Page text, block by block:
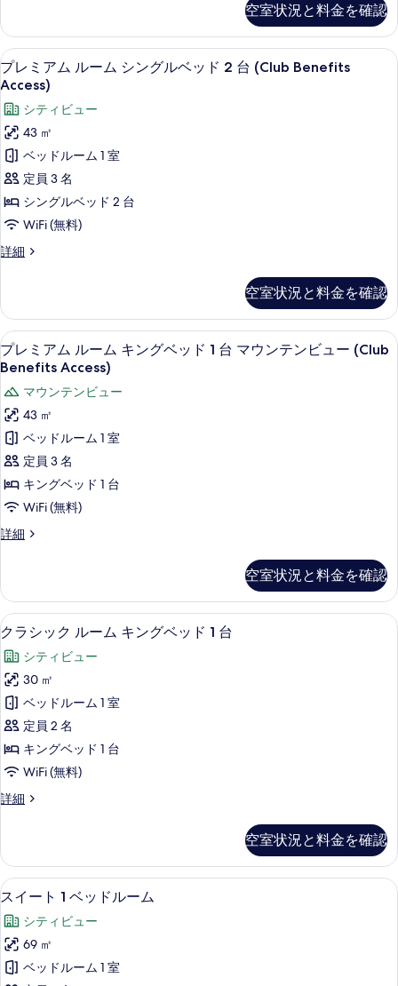
ー
の
す
べ
て
の
写
真
を
表
る
ュ
ー
の
詳
細
ル
ベ
ッ
ド
2
台
マ
ウ
ン
テ
ン
ュ
ー
(Club
Benefits
Access)
の
す
べ
て
の
写
表
示
す
る
ム
ル
ー
ム
ン
グ
ル
ベ
ッ
2
台
ウ
ビ
ュ
ー
(Club
Benefits
Access)
の
詳
細
空室状況と料金を確認
プ
レ
ミ
ア
ム
ル
ー
ム
シ
ル
ベ
ッ
2
台
(Club
Benefits
Access)
の
す
の
写
真
を
表
示
す
る
7
プレミアム ルーム シングルベッド 2 台 (Club Benefits
Access)
シティビュー
43 ㎡
ベッドルーム 1 室
定員 3 名
シングルベッド 2 台
WiFi (無料)
詳細
プ
ム
ル
ー
ム
ン
グ
ル
ベ
ッ
2
台
Benefits
細
空室状況と料金を確認
プ
レ
ミ
ア
ム
ル
ー
ム
キ
ベ
ッ
ド
1
台
マ
ウ
ン
テ
ン
ー
(Club
Benefits
Access)
の
す
8
プレミアム ルーム キングベッド 1 台 マウンテンビュー (Club
Benefits Access)
マウンテンビュー
43 ㎡
ベッドルーム 1 室
定員 3 名
キングベッド 1 台
WiFi (無料)
詳細
プ
ム
ル
ー
キ
ン
グ
ベ
ッ
ド
台
ウ
ン
ビ
ュ
ー
(Club
Benefits
Access)
の
空室状況と料金を確認
ク
ラ
シ
ッ
ク
ル
ー
ム
キ
グ
ベ
ッ
ド
1
台
4
クラシック ルーム キングベッド 1 台
シティビュー
30 ㎡
ベッドルーム 1 室
定員 2 名
キングベッド 1 台
WiFi (無料)
詳細
ク
ク
ル
ー
キ
ン
グ
ベ
空室状況と料金を確認
ス
イ
ー
ト
高級寝具、ミニバー、セーフティボ
9
スイート 1 ベッドルーム
シティビュー
69 ㎡
ベッドルーム 1 室